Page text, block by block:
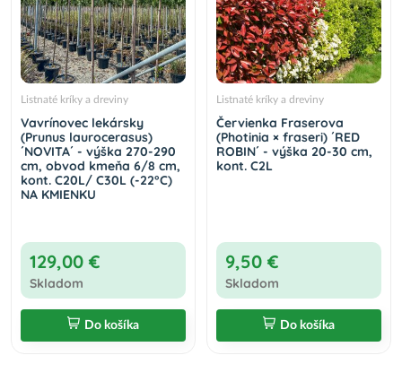
Listnaté kríky a dreviny
Vavrínovec lekársky
(Prunus laurocerasus)
´NOVITA´ - výška 270-290
cm, obvod kmeňa 6/8 cm,
kont. C20L/ C30L (-22°C)
NA KMIENKU
129,00 €
Skladom
Do košíka
Listnaté kríky a dreviny
Červienka Fraserova
(Photinia × fraseri) ´RED
ROBIN´ - výška 20-30 cm,
kont. C2L
9,50 €
Skladom
Do košíka